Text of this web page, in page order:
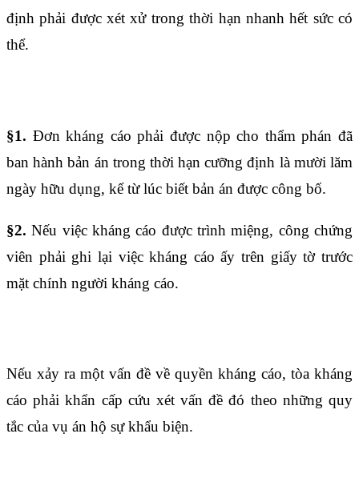
định phải được xét xử trong thời hạn nhanh hết sức có
thể.
§1. Đơn kháng cáo phải được nộp cho thẩm phán đã
ban hành bản án trong thời hạn cưỡng định là mười lăm
ngày hữu dụng, kể từ lúc biết bản án được công bố.
§2. Nếu việc kháng cáo được trình miệng, công chứng
viên phải ghi lại việc kháng cáo ấy trên giấy tờ trước
mặt chính người kháng cáo.
Nếu xảy ra một vấn đề về quyền kháng cáo, tòa kháng
cáo phải khẩn cấp cứu xét vấn đề đó theo những quy
tắc của vụ án hộ sự khẩu biện.